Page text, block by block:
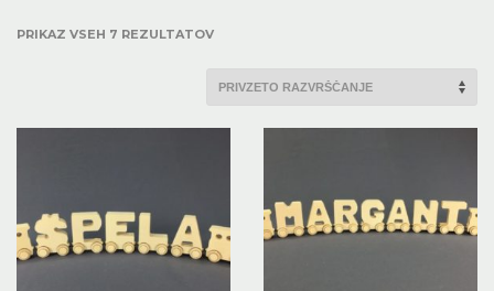
PRIKAZ VSEH 7 REZULTATOV